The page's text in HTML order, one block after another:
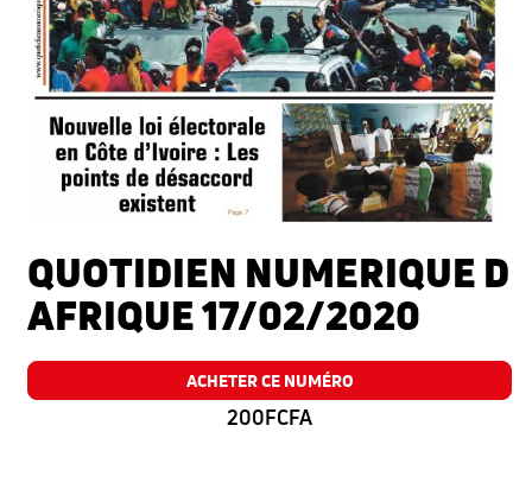
QUOTIDIEN NUMERIQUE D
AFRIQUE 17/02/2020
ACHETER CE NUMÉRO
200FCFA